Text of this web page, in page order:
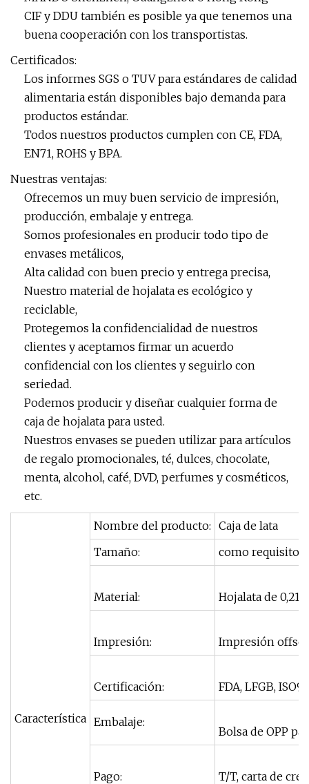
CIF y DDU también es posible ya que tenemos una
buena cooperación con los transportistas.
Certificados:
Los informes SGS o TUV para estándares de calidad
alimentaria están disponibles bajo demanda para
productos estándar.
Todos nuestros productos cumplen con CE, FDA,
EN71, ROHS y BPA.
Nuestras ventajas:
Ofrecemos un muy buen servicio de impresión,
producción, embalaje y entrega.
Somos profesionales en producir todo tipo de
envases metálicos,
Alta calidad con buen precio y entrega precisa,
Nuestro material de hojalata es ecológico y
reciclable,
Protegemos la confidencialidad de nuestros
clientes y aceptamos firmar un acuerdo
confidencial con los clientes y seguirlo con
seriedad.
Podemos producir y diseñar cualquier forma de
caja de hojalata para usted.
Nuestros envases se pueden utilizar para artículos
de regalo promocionales, té, dulces, chocolate,
menta, alcohol, café, DVD, perfumes y cosméticos,
etc.
Característica
Nombre del producto: Caja de lata
Tamaño:
como requisito
Material: Hojalata de 0,21/
Impresión: Impresión offset
Certificación: FDA, LFGB,
Embalaje:
Bolsa de OPP
Pago: T/T, carta de